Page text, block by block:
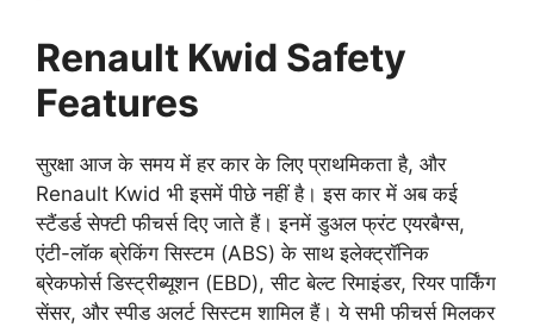
Renault Kwid Safety
Features
सुरक्षा आज के समय में हर कार के लिए प्राथमिकता है, और
Renault Kwid भी इसमें पीछे नहीं है। इस कार में अब कई
स्टैंडर्ड सेफ्टी फीचर्स दिए जाते हैं। इनमें डुअल फ्रंट एयरबैग्स,
एंटी-लॉक ब्रेकिंग सिस्टम (ABS) के साथ इलेक्ट्रॉनिक
ब्रेकफोर्स डिस्ट्रीब्यूशन (EBD), सीट बेल्ट रिमाइंडर, रियर पार्किंग
सेंसर, और स्पीड अलर्ट सिस्टम शामिल हैं। ये सभी फीचर्स मिलकर